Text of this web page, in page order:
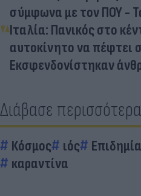
σύμφωνα με τον ΠΟΥ -
Ιταλία: Πανικός στο
αυτοκίνητο να πέφτει
Εκσφενδονίστηκαν
Διάβασε περισσότερα
Κόσμος ιός Επιδημία
καραντίνα